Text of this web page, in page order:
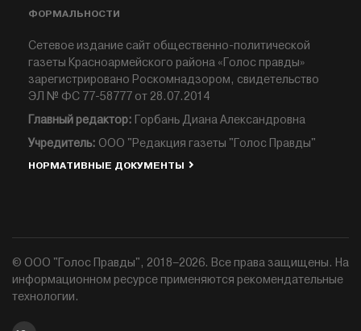
ФОРМАЛЬНОСТИ
Сетевое издание сайт общественно-политической
газеты Красноармейского района «Голос правды»
зарегистрировано Роскомнадзором, свидетельство
ЭЛ № ФС 77-58777 от 28.07.2014
Главный редактор: Горбань Диана Александровна
Учредитель: ООО "Редакция газеты "Голос Правды"
НОРМАТИВНЫЕ ДОКУМЕНТЫ
© ООО "Голос Правды", 2018–2026. Все права защищены. На
информационном ресурсе применяются рекомендательные
технологии.